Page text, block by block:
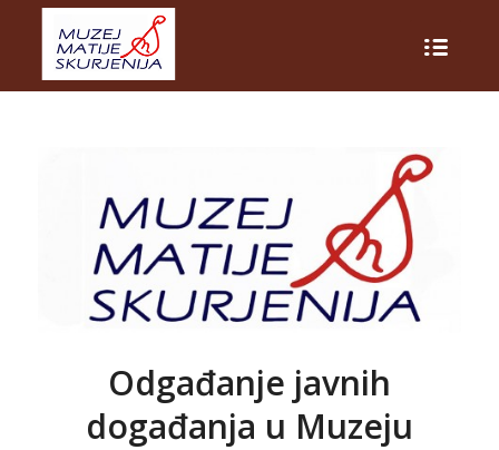
Odgađanje javnih
događanja u Muzeju